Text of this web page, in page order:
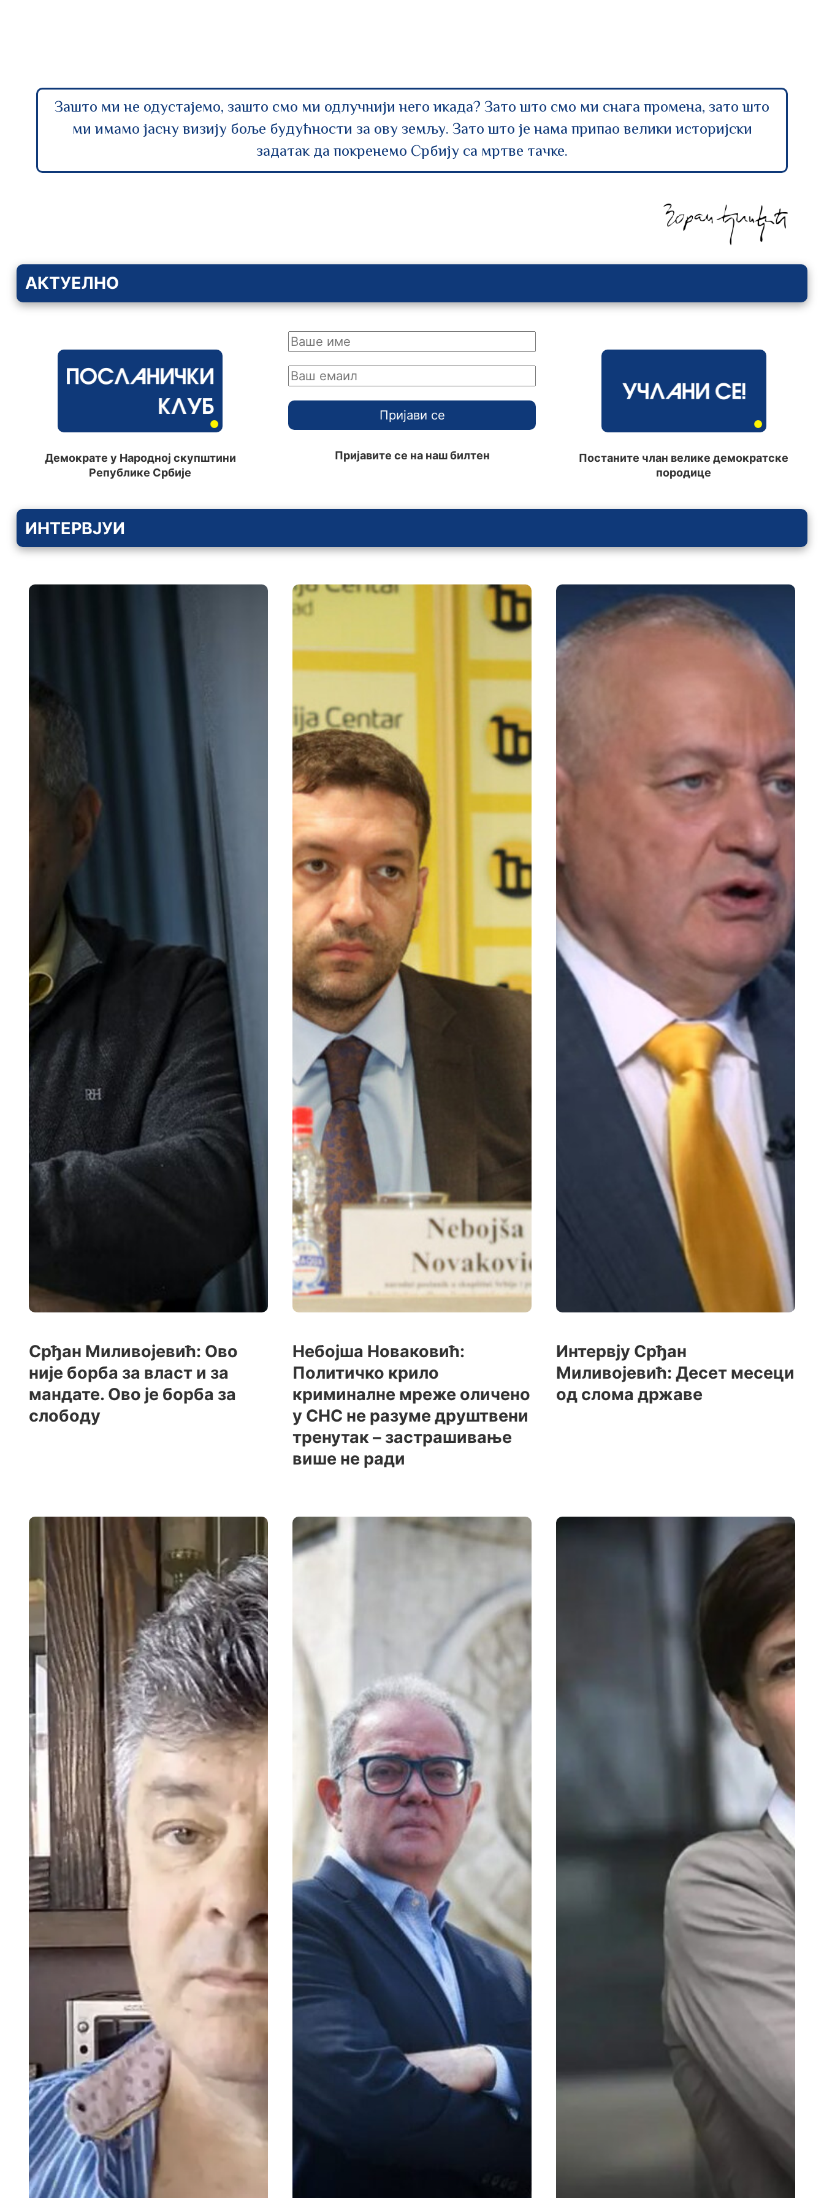
Зашто ми не одустајемо, зашто смо ми одлучнији него икада? Зато што смо ми снага промена, зато што
ми имамо јасну визију боље будућности за ову земљу. Зато што је нама припао велики историјски
задатак да покренемо Србију са мртве тачке.
АКТУЕЛНО
Демократе у Народној скупштини
Републике Србије
Пријави се
Пријавите се на наш билтен
Постаните члан велике демократске
породице
ИНТЕРВЈУИ
Срђан Миливојевић: Ово
није борба за власт и за
мандате. Ово је борба за
слободу
Небојша Новаковић:
Политичко крило
криминалне мреже оличено
у СНС не разуме друштвени
тренутак – застрашивање
више не ради
Интервју Срђан
Миливојевић: Десет месеци
од слома државе